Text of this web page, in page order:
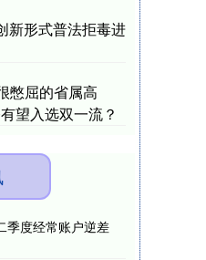
新形式普法拒毒进
憋屈的省属高
望入选双一流？
季度经常账户逆差